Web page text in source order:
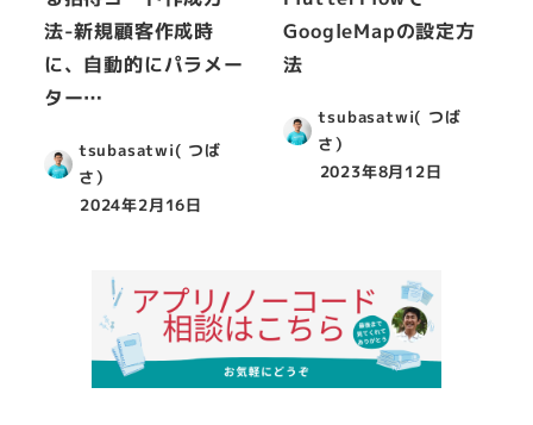
法-新規顧客作成時
に、自動的にパラメー
ター…
tsubasatwi( つば
さ）
2024年2月16日
GoogleMapの設定方
法
tsubasatwi( つば
さ）
2023年8月12日